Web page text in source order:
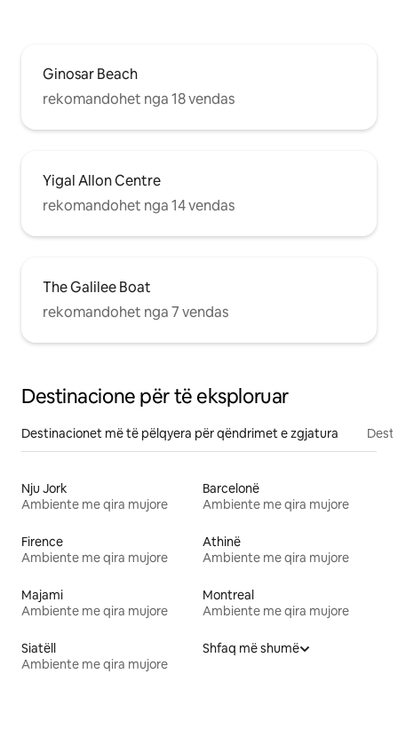
Ginosar Beach
rekomandohet nga 18 vendas
Yigal Allon Centre
rekomandohet nga 14 vendas
The Galilee Boat
rekomandohet nga 7 vendas
Destinacione për të eksploruar
Destinacionet më të pëlqyera për qëndrimet e zgjatura
Nju Jork
Ambiente me qira mujore
Barcelonë
Ambiente me qira mujore
Firence
Ambiente me qira mujore
Athinë
Ambiente me qira mujore
Majami
Ambiente me qira mujore
Montreal
Ambiente me qira mujore
Siatëll
Ambiente me qira mujore
Shfaq më shumë